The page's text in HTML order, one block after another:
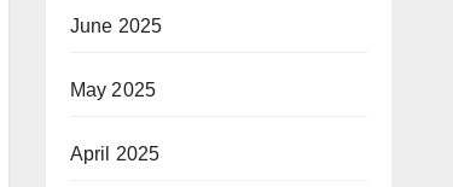
June 2025
May 2025
April 2025